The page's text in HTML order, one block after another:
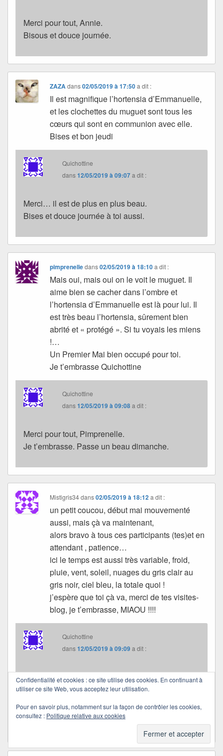
Merci pour tout, Annie.
Bisous et douce journée.
ZAZAdans02/05/2019 à 17:50 a dit :
Il est magnifique l’hortensia d’Emmanuelle,
et les clochettes du muguet sont tous les
cœurs qui sont en communion avec elle.
Bises et bon jeudi
Quichottine
dans12/05/2019 à 09:07a dit :
Merci… il est de plus en plus beau.
Bises et douce journée à toi aussi.
pimprenelledans02/05/2019 à 18:10 a dit :
Mais oui, mais oui on le voit le muguet. Il
aime bien se cacher dans l’ombre et
l’hortensia d’Emmanuelle est là pour lui. Il
est très beau l’hortensia, sûrement bien
abrité et « protégé ». Si tu voyais les miens
!…
Un Premier Mai bien occupé pour toi.
Je t’embrasse Quichottine
Quichottine
dans12/05/2019 à 09:08a dit :
Merci pour tout, Pimprenelle.
Je t’embrasse. Passe un beau dimanche.
Mistigris34dans02/05/2019 à 18:12 a dit :
un petit coucou, début mai mouvementé
aussi, mais çà va maintenant,
alors bravo à tous ces participants (tes)et en
attendant , patience…
ici le temps est aussi très variable, froid,
pluie, vent, soleil, nuages du gris clair au
gris noir, ciel bleu, la totale quoi !
j’espère que toi çà va, merci de tes visites-
blog, je t’embrasse, MIAOU !!!!
Quichottine
dans12/05/2019 à 09:09a dit :
Je fais aller… mais le soleil qui est là ce matin fait
du bien.
Bisous et douce journée.
Confidentialité et cookies : ce site utilise des cookies. En continuant à
utiliser ce site Web, vous acceptez leur utilisation.
Pour en savoir plus, notamment sur la façon de contrôler les cookies,
consultez : Politique relative aux cookies